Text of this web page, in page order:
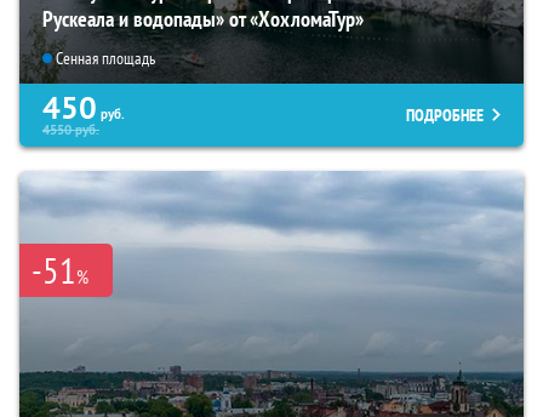
Рускеала и водопады» от «ХохломаТур»
Сенная площадь
450 руб.
4550руб.
ПОДРОБНЕЕ
-51%